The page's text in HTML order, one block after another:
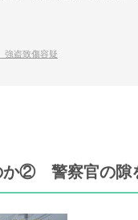
強盗致傷容疑
か② 警察官の隙